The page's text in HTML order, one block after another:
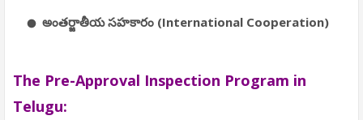
అంతర్జాతీయ సహకారం (International Cooperation)
The Pre-Approval Inspection Program in
Telugu: